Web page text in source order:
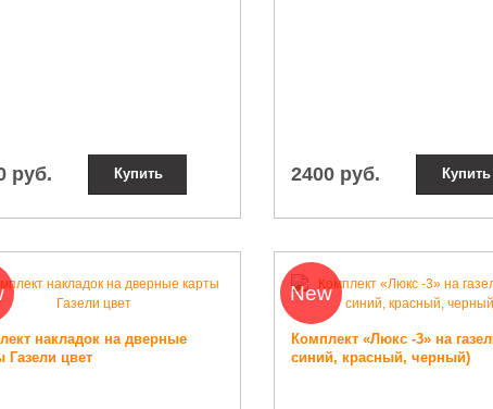
руб. Купить 2400 руб. Купить
накладок на дверные
Газели цвет
New
Комплект «Люкс -3» на
синий, красный, черный)